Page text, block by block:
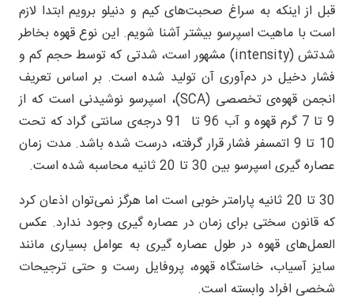
قبل از اینکه به سراغ صحبت‌های کیم و دنیلو برویم ابتدا لازم
است با ماهیت اسپرسو بیشتر آشنا شویم. این نوع قهوه بخاطر
شدتش (intensity) مشهور است، شدتی که توسط حجم کم و
فشار دخیل در دم‌آوری آن تولید شده است. بر اساس تعریف
انجمن قهوه‌ی تخصصی (SCA)، اسپرسو نوشیدنی است که از
9 تا 7 گرم قهوه و آب 96 تا 91 درجه‌ی سانتی گراد که تحت
10 تا 9 اتمسفر فشار قرار گرفته، درست شده باشد. مدت زمان
عصاره گیری اسپرسو بین 30 تا 20 ثانیه محاسبه شده است.
30 تا 20 ثانیه پارامتر خوبی است اما هرگز نمی‌توان اذعان کرد
که قانون سختی برای زمان در عصاره گیری وجود ندارد. عکس
العمل‌های قهوه در طول عصاره گیری به عوامل بسیاری مانند
سایز آسیاب، خاستگاه قهوه، پروفایل رست و حتی ترجیحات
شخصی افراد وابسته است.